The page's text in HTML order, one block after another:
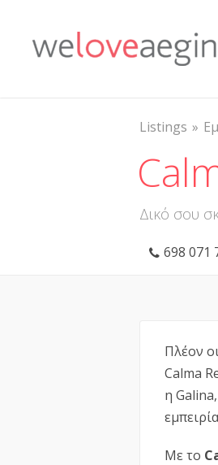
Listings
Δικό σου
698 071
Πλέον
Calma
η
Με τo